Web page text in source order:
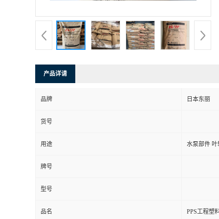
产品详请
品牌 日本东丽
货号
用途 水泵部件 叶
牌号
型号
品名 PPS工程塑